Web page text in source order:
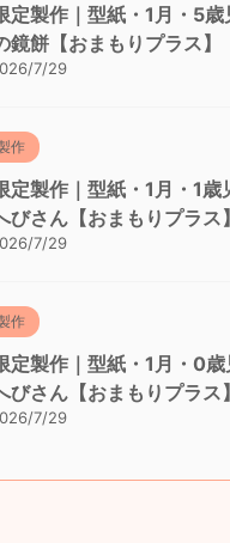
定製作｜型紙・1月・5
鏡餅【おまもりプラス】
7/29
作
定製作｜型紙・1月・1
びさん【おまもりプラス】
7/29
作
定製作｜型紙・1月・0
びさん【おまもりプラス】
7/29